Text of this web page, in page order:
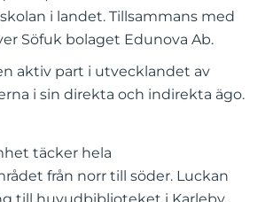
i landet. Tillsammans med
Söfuk bolaget Edunova Ab.
aktiv part i utvecklandet av
i sin direkta och indirekta ägo.
täcker hela
från norr till söder. Luckan